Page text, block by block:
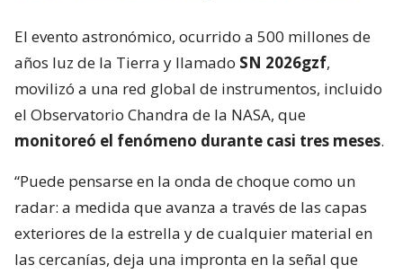
El evento astronómico, ocurrido a 500 millones de
años luz de la Tierra y llamado SN 2026gzf,
movilizó a una red global de instrumentos, incluido
el Observatorio Chandra de la NASA, que
monitoreó el fenómeno durante casi tres meses.
“Puede pensarse en la onda de choque como un
radar: a medida que avanza a través de las capas
exteriores de la estrella y de cualquier material en
las cercanías, deja una impronta en la señal que